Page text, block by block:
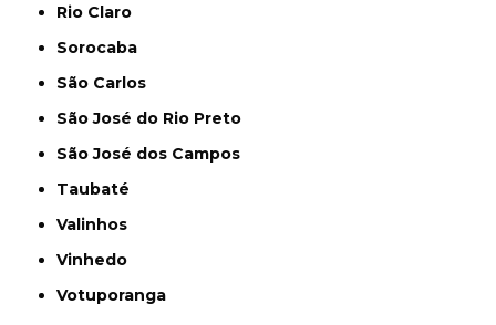
Rio Claro
Sorocaba
São Carlos
São José do Rio Preto
São José dos Campos
Taubaté
Valinhos
Vinhedo
Votuporanga